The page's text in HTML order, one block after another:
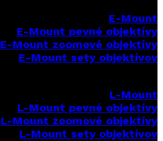
E-Mount
E-Mount pevné objektívy
E-Mount zoomové objektívy
E-Mount sety objektívov
L-Mount
L-Mount pevné objektívy
L-Mount zoomové objektívy
L-Mount sety objektívov